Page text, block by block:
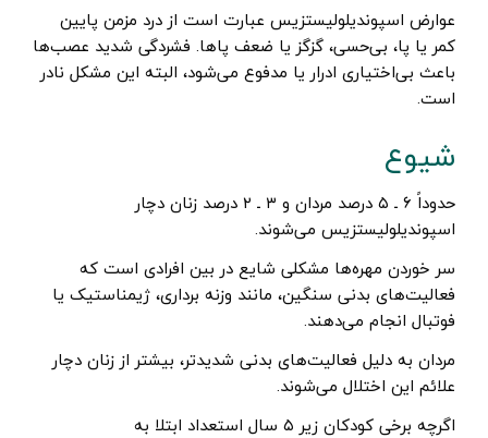
عوارض اسپوندیلولیستزیس عبارت است از درد مزمن پایین
کمر یا پا، بی‌حسی، گزگز یا ضعف پاها. فشردگی شدید عصب‌ها
باعث بی‌اختیاری ادرار یا مدفوع می‌شود، البته این مشکل نادر
است.
شیوع
حدوداً ۶ ـ ۵ درصد مردان و ۳ ـ ۲ درصد زنان دچار
اسپوندیلولیستزیس می‌شوند.
سر خوردن مهره‌ها مشکلی شایع در بین افرادی است که
فعالیت‌های بدنی سنگین، مانند وزنه برداری، ژیمناستیک یا
فوتبال انجام می‌دهند.
مردان به دلیل فعالیت‌های بدنی شدیدتر، بیشتر از زنان دچار
علائم این اختلال می‌شوند.
اگرچه برخی کودکان زیر ۵ سال استعداد ابتلا به